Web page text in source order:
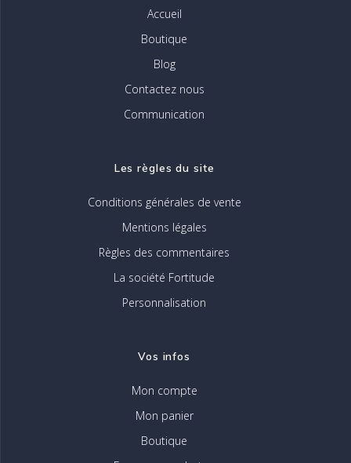
Accueil
Boutique
Blog
Contactez nous
Communication
Les règles du site
Conditions générales de vente
Mentions légales
Règles des commentaires
La société Fortitude
Personnalisation
Vos infos
Mon compte
Mon panier
Boutique